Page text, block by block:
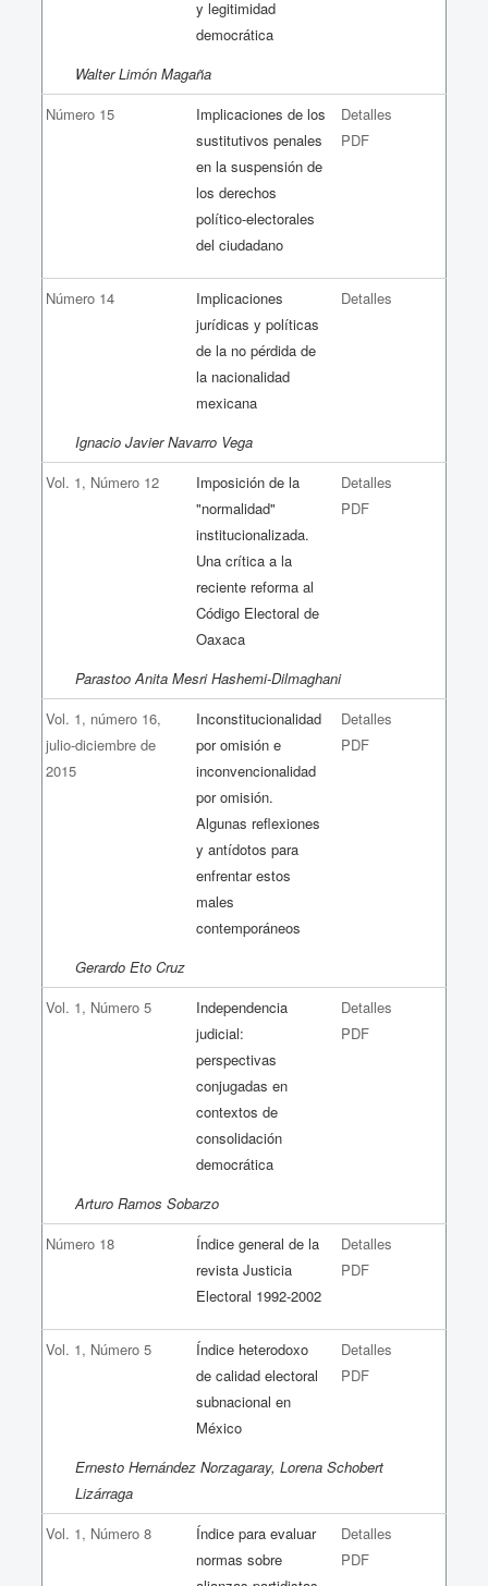
y legitimidad
democrática
Walter Limón Magaña
Número 15
Implicaciones de los
sustitutivos penales
en la suspensión de
los derechos
político-electorales
del ciudadano
Detalles
PDF
Número 14
Implicaciones
jurídicas y políticas
de la no pérdida de
la nacionalidad
mexicana
Detalles
Ignacio Javier Navarro Vega
Vol. 1, Número 12
Imposición de la
"normalidad"
institucionalizada.
Una crítica a la
reciente reforma al
Código Electoral de
Oaxaca
Detalles
PDF
Parastoo Anita Mesri Hashemi-Dilmaghani
Vol. 1, número 16,
julio-diciembre de
2015
Inconstitucionalidad
por omisión e
inconvencionalidad
por omisión.
Algunas reflexiones
y antídotos para
enfrentar estos
males
contemporáneos
Detalles
PDF
Gerardo Eto Cruz
Vol. 1, Número 5
Independencia
judicial:
perspectivas
conjugadas en
contextos de
consolidación
democrática
Detalles
PDF
Arturo Ramos Sobarzo
Número 18
Índice general de la
revista Justicia
Electoral 1992-2002
Detalles
PDF
Vol. 1, Número 5
Índice heterodoxo
de calidad electoral
subnacional en
México
Detalles
PDF
Ernesto Hernández Norzagaray, Lorena Schobert
Lizárraga
Vol. 1, Número 8
Índice para evaluar
normas sobre
Detalles
PDF